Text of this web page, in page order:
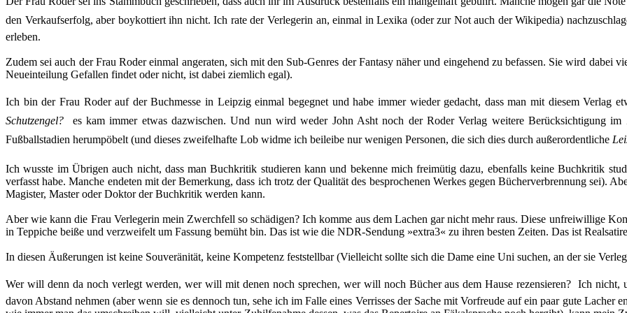
den Verkaufserfolg, aber boykottiert ihn nicht. Ich rate der Verlegerin an, einmal in Lexika (oder zur Not auch der Wikipedia)
erleben.
Zudem sei auch der Frau Roder einmal angeraten, sich mit den Sub-Genres der Fantasy näher und eingehend zu befassen. Sie wird dabei
Neueinteilung Gefallen findet oder nicht, ist dabei ziemlich egal).
Ich bin der Frau Roder auf der Buchmesse in Leipzig einmal begegnet und habe immer wieder gedacht, dass man mit diesem Verlag
Schutzengel?  es kam immer etwas dazwischen. Und nun wird weder John Asht noch der Roder Verlag weitere Berücksichtigung
Fußballstadien herumpöbelt (und dieses zweifelhafte Lob widme ich beileibe nur wenigen Personen, die sich dies durch außerordentliche 
Ich wusste im Übrigen auch nicht, dass man Buchkritik studieren kann und bekenne mich freimütig dazu, ebenfalls keine Buchkritik
verfasst habe. Manche endeten mit der Bemerkung, dass ich trotz der Qualität des besprochenen Werkes gegen Bücherverbrennung sei).
Magister, Master oder Doktor der Buchkritik werden kann.
Aber wie kann die Frau Verlegerin mein Zwerchfell so schädigen? Ich komme aus dem Lachen gar nicht mehr raus. Diese unfreiwillige
in Teppiche beiße und verzweifelt um Fassung bemüht bin. Das ist wie die NDR-Sendung »extra3« zu ihren besten Zeiten. Das ist
In diesen Äußerungen ist keine Souveränität, keine Kompetenz feststellbar (Vielleicht sollte sich die Dame eine Uni suchen, an der sie
Wer will denn da noch verlegt werden, wer will mit denen noch sprechen, wer will noch Bücher aus dem Hause rezensieren?  Ich
davon Abstand nehmen (aber wenn sie es dennoch tun, sehe ich im Falle eines Verrisses der Sache mit Vorfreude auf ein paar gute